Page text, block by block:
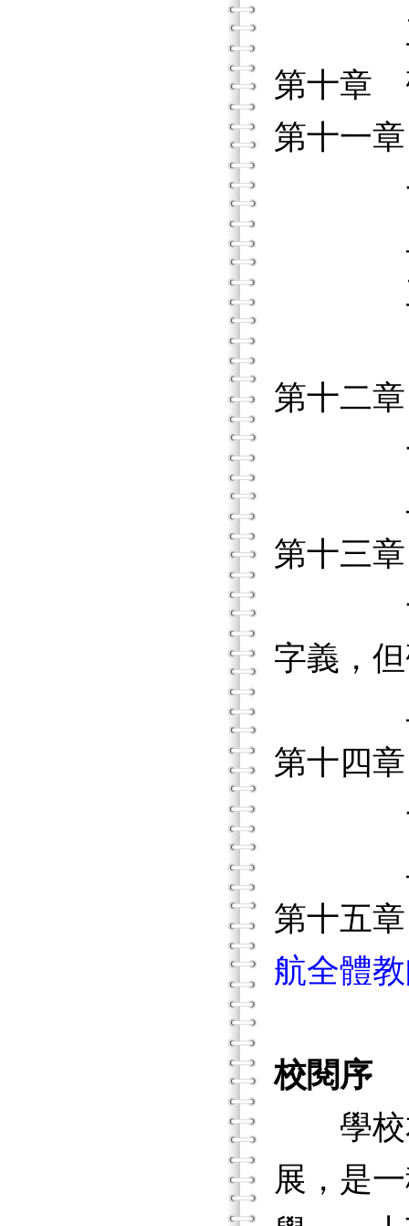
三、
第十章
第十一
一、
二、
三、
第十二
一、
二、
第十三
一、
字義，
二、
第十四
一、
二
第十五
航全體
校閱序
學校本
展，是